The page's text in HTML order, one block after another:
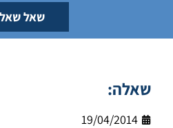
שאל
שאלה:
19/04/2014